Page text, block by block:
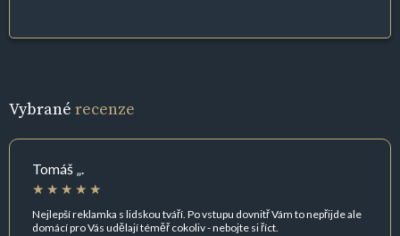
Vybrané recenze
Tomáš „.
Nejlepší reklamka s lidskou tváří. Po vstupu dovnitř Vám to nepřijde ale
domácí pro Vás udělají téměř cokoliv - nebojte si říct.